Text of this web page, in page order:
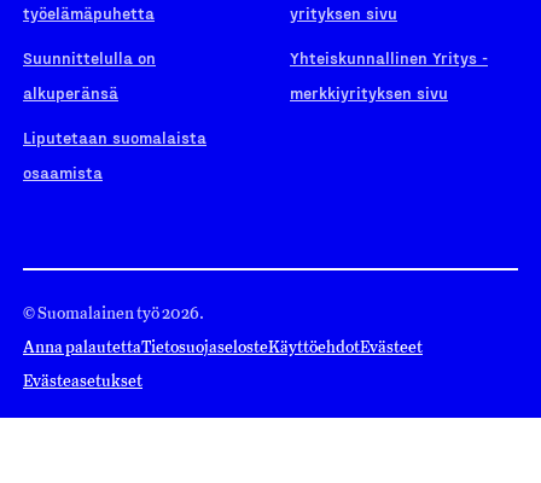
työelämäpuhetta
Suunnittelulla on
alkuperänsä
Liputetaan suomalaista
osaamista
yrityksen sivu
Yhteiskunnallinen Yritys -
merkkiyrityksen sivu
© Suomalainen työ 2026.
Anna palautettaTietosuojaselosteKäyttöehdotEvästeet
Evästeasetukset